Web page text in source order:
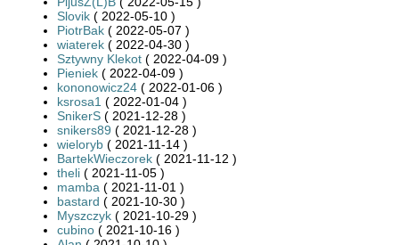
Slovik ( 2022-05-10 )
PiotrBak ( 2022-05-07 )
wiaterek ( 2022-04-30 )
Sztywny Klekot ( 2022-04-09 )
Pieniek ( 2022-04-09 )
kononowicz24 ( 2022-01-06 )
ksrosa1 ( 2022-01-04 )
SnikerS ( 2021-12-28 )
snikers89 ( 2021-12-28 )
wieloryb ( 2021-11-14 )
BartekWieczorek ( 2021-11-12 )
theli ( 2021-11-05 )
mamba ( 2021-11-01 )
bastard ( 2021-10-30 )
Myszczyk ( 2021-10-29 )
cubino ( 2021-10-16 )